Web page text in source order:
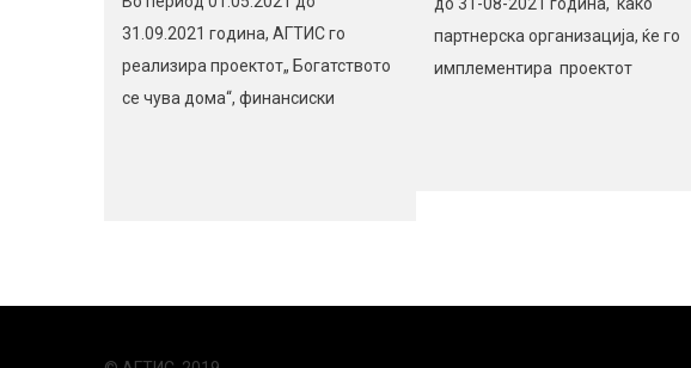
31.09.2021 година, АГТИС го
реализира проектот„ Богатството
се чува дома“, финансиски
партнерска организација, ќе го
имплементира проектот